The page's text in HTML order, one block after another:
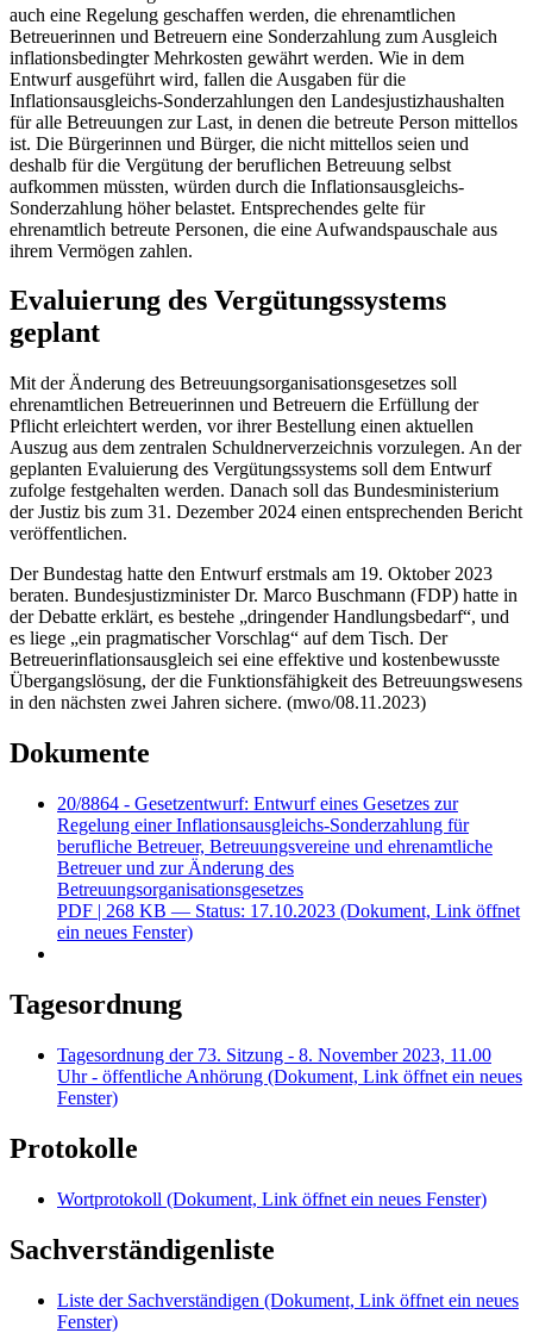
auch eine Regelung geschaffen werden, die ehrenamtlichen
Betreuerinnen und Betreuern eine Sonderzahlung zum Ausgleich
inflationsbedingter Mehrkosten gewährt werden. Wie in dem
Entwurf ausgeführt wird, fallen die Ausgaben für die
Inflationsausgleichs-Sonderzahlungen den Landesjustizhaushalten
für alle Betreuungen zur Last, in denen die betreute Person mittellos
ist. Die Bürgerinnen und Bürger, die nicht mittellos seien und
deshalb für die Vergütung der beruflichen Betreuung selbst
aufkommen müssten, würden durch die Inflationsausgleichs-
Sonderzahlung höher belastet. Entsprechendes gelte für
ehrenamtlich betreute Personen, die eine Aufwandspauschale aus
ihrem Vermögen zahlen.
Evaluierung des Vergütungssystems
geplant
Mit der Änderung des Betreuungsorganisationsgesetzes soll
ehrenamtlichen Betreuerinnen und Betreuern die Erfüllung der
Pflicht erleichtert werden, vor ihrer Bestellung einen aktuellen
Auszug aus dem zentralen Schuldnerverzeichnis vorzulegen. An der
geplanten Evaluierung des Vergütungssystems soll dem Entwurf
zufolge festgehalten werden. Danach soll das Bundesministerium
der Justiz bis zum 31. Dezember 2024 einen entsprechenden Bericht
veröffentlichen.
Der Bundestag hatte den Entwurf erstmals am 19. Oktober 2023
beraten. Bundesjustizminister Dr. Marco Buschmann (FDP) hatte in
der Debatte erklärt, es bestehe „dringender Handlungsbedarf“, und
es liege „ein pragmatischer Vorschlag“ auf dem Tisch. Der
Betreuerinflationsausgleich sei eine effektive und kostenbewusste
Übergangslösung, der die Funktionsfähigkeit des Betreuungswesens
in den nächsten zwei Jahren sichere. (mwo/08.11.2023)
Dokumente
20/8864 - Gesetzentwurf: Entwurf eines Gesetzes zur
Regelung einer Inflationsausgleichs-Sonderzahlung für
berufliche Betreuer, Betreuungsvereine und ehrenamtliche
Betreuer und zur Änderung des
Betreuungsorganisationsgesetzes
PDF | 268 KB — Status: 17.10.2023 (Dokument, Link öffnet
ein neues Fenster)
Tagesordnung
Tagesordnung der 73. Sitzung - 8. November 2023, 11.00
Uhr - öffentliche Anhörung (Dokument, Link öffnet ein neues
Fenster)
Protokolle
Wortprotokoll (Dokument, Link öffnet ein neues Fenster)
Sachverständigenliste
Liste der Sachverständigen (Dokument, Link öffnet ein neues
Fenster)